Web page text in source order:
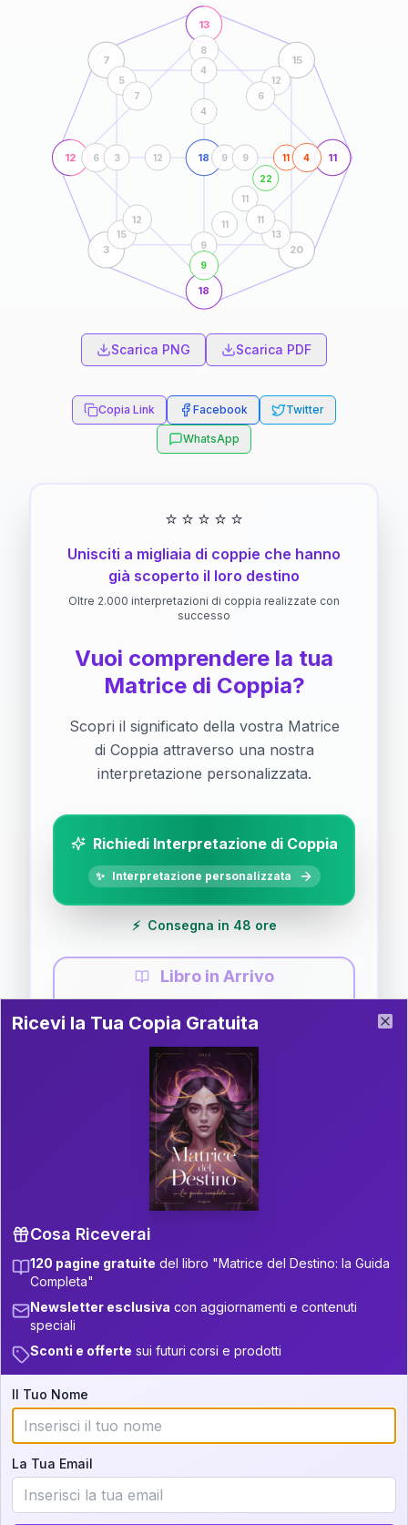
12
13
11
18
18
7 15
3 20
9
11
11
22
11
6
8
4
9
3
4
9 9
12
4
5
7
12
6
15
12
13
11
Scarica PNG Scarica PDF
Copia Link Facebook Twitter
WhatsApp
⭐ ⭐ ⭐ ⭐ ⭐
Unisciti a migliaia di coppie che hanno
già scoperto il loro destino
Oltre 2.000 interpretazioni di coppia realizzate con
successo
Vuoi comprendere la tua
Matrice di Coppia?
Scopri il significato della vostra Matrice
di Coppia attraverso una nostra
interpretazione personalizzata.
Richiedi Interpretazione di Coppia
✨ Interpretazione personalizzata
⚡ Consegna in 48 ore
Libro in Arrivo
Guida completa di Coppia
Il libro è in fase di scrittura. Iscriviti alla newsletter
per ricevere aggiornamenti!
P.S. Interpretazione parziale
gratuita
Scorri più in basso per vedere
un'interpretazione parziale gratuita della tua
Iscriviti alla newsletter per ricevere
aggiornamenti quando sarà disponibile.
Cosa scoprirete nella vostra
interpretazione:
💕 Come rafforzare la vostra unione
Ricevi la Tua Copia Gratuita del Libro
Ricevi la Tua Copia Gratuita
Cosa Riceverai
120 pagine gratuite del libro "Matrice del Destino: la Guida
Completa"
Newsletter esclusiva con aggiornamenti e contenuti
speciali
Sconti e offerte sui futuri corsi e prodotti
Il Tuo Nome
La Tua Email